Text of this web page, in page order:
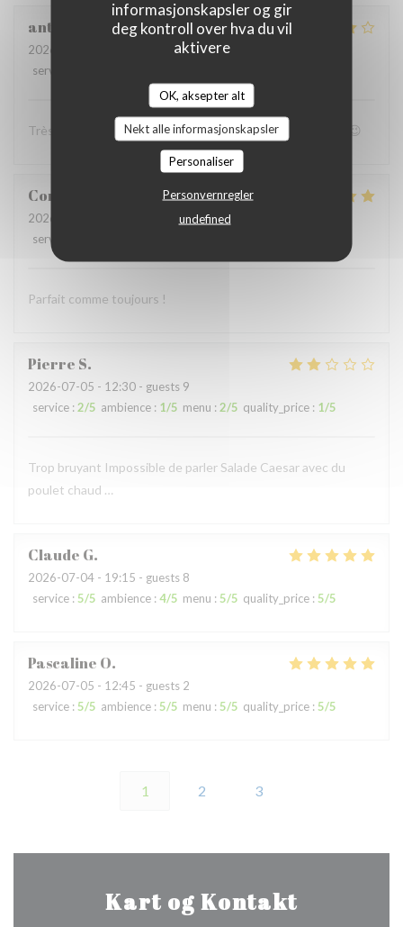
informasjonskapsler og gir
deg kontroll over hva du vil
aktivere
OK, aksepter alt
Nekt alle informasjonskapsler
Personaliser
Personvernregler
undefined
anthony
2026-07-05
- 19:00 - guests 4
service
Très bon accueil et patron super sympa Personnel au top😉
Coralie
2026-07-05
- 12:15 - guests 4
service
Parfait comme toujours !
Pierre S
2026-07-05 - 12:30 - guests 9
service : 2/5 ambience : 1/5 menu : 2/5 quality_price : 1/5
Trop bruyant Impossible de parler Salade Caesar avec du
poulet chaud …
Claude G
2026-07-04 - 19:15 - guests 8
service : 5/5 ambience : 4/5 menu : 5/5 quality_price : 5/5
Pascaline O
2026-07-05 - 12:45 - guests 2
service : 5/5 ambience : 5/5 menu : 5/5 quality_price : 5/5
1 2 3
Kart og Kontakt